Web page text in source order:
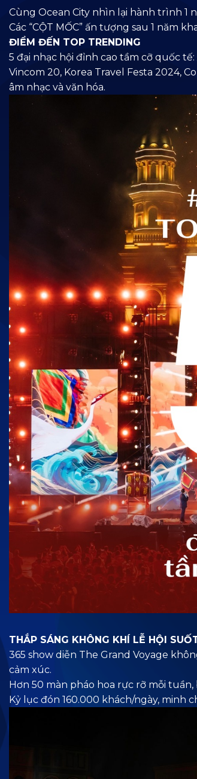
Cùng Ocean City nhìn lại hành trình 1
Các “CỘT MỐC” ấn tượng sau 1 năm
ĐIỂM ĐẾN TOP TRENDING
5 đại nhạc hội đỉnh cao tầm cỡ quốc
Vincom 20, Korea Travel Festa 2024,
âm nhạc và văn hóa.
THẮP SÁNG KHÔNG KHÍ LỄ HỘI
365 show diễn The Grand Voyage
cảm xúc.
Hơn 50 màn pháo hoa rực rỡ mỗi
Kỷ lục đón 160.000 khách/ngày, minh